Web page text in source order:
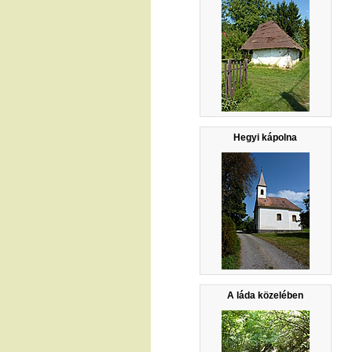
Hegyi kápolna
A láda közelében